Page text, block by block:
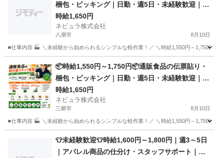
梱包・ピッキング｜日勤・週5日・未経験歓迎｜埼
玉県三郷市【136343】
時給1,650円
ネビュラ株式会社
八潮市 8月10日
■仕事内容 🏭 ＼未経験から始められるシンプルな軽作業！／ ＼時給1,550円～1,750
軽作業 通販
📦時給1,550円～1,750円📦通販食品の伝票貼り・
梱包・ピッキング｜日勤・週5日・未経験歓迎｜埼
玉県三郷市【136343】
時給1,650円
ネビュラ株式会社
三郷市 8月10日
■仕事内容 🏭 ＼未経験から始められるシンプルな軽作業！／ ＼時給1,550円～1,750
軽作業 通販
👕未経験歓迎👕時給1,600円～1,800円｜週3～5日
｜アパレル商品の仕分け・スタッフサポート｜群